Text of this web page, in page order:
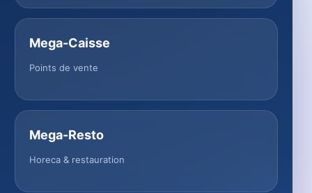
Mega-Caisse
Points de vente
Mega-Resto
Horeca & restauration